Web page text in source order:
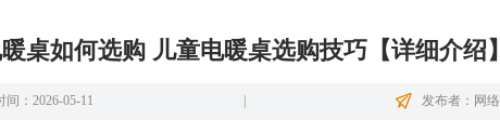
桌如何选购 儿童电暖桌选购技巧【详细介绍】
间：2026-05-11 发布者：网络